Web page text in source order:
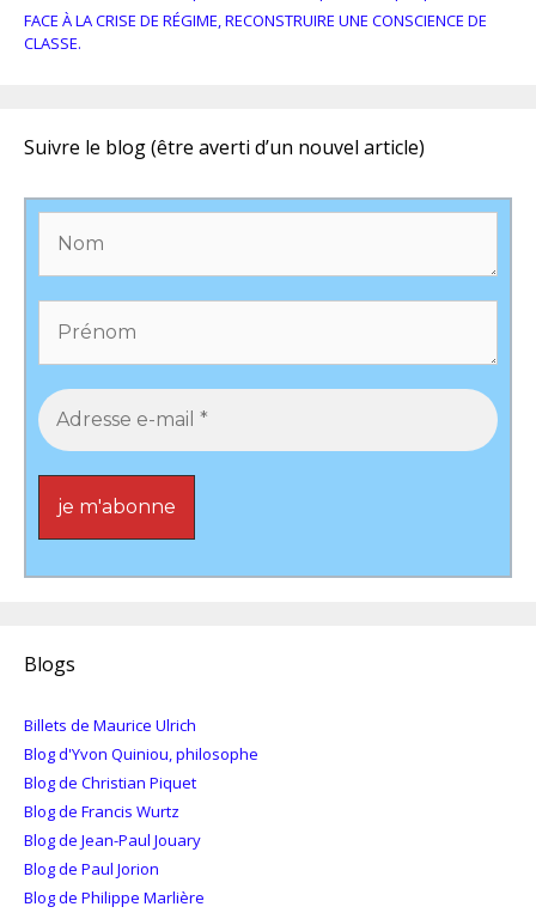
FACE À LA CRISE DE RÉGIME, RECONSTRUIRE UNE CONSCIENCE DE
CLASSE.
Suivre le blog (être averti d’un nouvel article)
Blogs
Billets de Maurice Ulrich
Blog d'Yvon Quiniou, philosophe
Blog de Christian Piquet
Blog de Francis Wurtz
Blog de Jean-Paul Jouary
Blog de Paul Jorion
Blog de Philippe Marlière